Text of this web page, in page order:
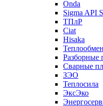
Onda
Sigma API
ТПлР
Ciat
Hisaka
Разборные
Сварные
ЗЭО
Теплосила
ЭксЭко